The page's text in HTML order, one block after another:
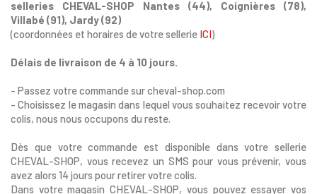
selleries CHEVAL-SHOP Nantes (44), Coignières (78),
Villabé (91), Jardy (92)
(coordonnées et horaires de votre sellerie ICI)
Délais de livraison de 4 à 10 jours.
- Passez votre commande sur cheval-shop.com
- Choisissez le magasin dans lequel vous souhaitez recevoir votre
colis, nous nous occupons du reste.
Dès que votre commande est disponible dans votre sellerie
CHEVAL-SHOP, vous recevez un SMS pour vous prévenir, vous
avez alors 14 jours pour retirer votre colis.
Dans votre magasin CHEVAL-SHOP, vous pouvez essayer vos